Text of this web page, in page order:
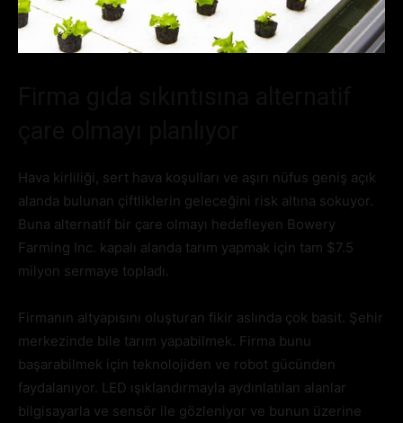
Hava kirliliği, sert hava koşulları ve aşırı nüfus geniş açık
alanda bulunan çiftliklerin geleceğini risk altına sokuyor.
Buna alternatif bir çare olmayı hedefleyen Bowery
Farming Inc. kapalı alanda tarım yapmak için tam $7.5
milyon sermaye topladı.
Firmanın altyapısını oluşturan fikir aslında çok basit. Şehir
merkezinde bile tarım yapabilmek. Firma bunu
başarabilmek için teknolojiden ve robot gücünden
faydalanıyor. LED ışıklandırmayla aydınlatılan alanlar
bilgisayarla ve sensör ile gözleniyor ve bunun üzerine